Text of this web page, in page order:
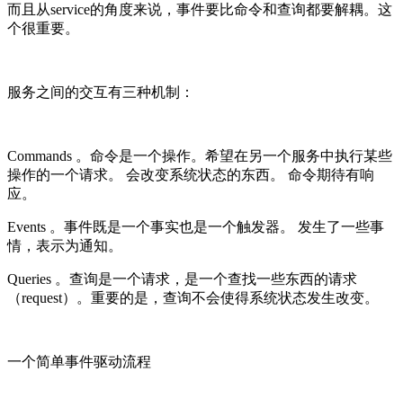
而且从service的角度来说，事件要比命令和查询都要解耦。这
个很重要。
服务之间的交互有三种机制：
Commands 。命令是一个操作。希望在另一个服务中执行某些
操作的一个请求。 会改变系统状态的东西。 命令期待有响
应。
Events 。事件既是一个事实也是一个触发器。 发生了一些事
情，表示为通知。
Queries 。查询是一个请求，是一个查找一些东西的请求
（request）。重要的是，查询不会使得系统状态发生改变。
一个简单事件驱动流程